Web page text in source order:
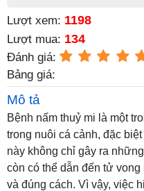
Lượt xem: 1198
Lượt mua: 134
Đánh giá:
Bảng giá:
Mô tả
Bệnh nấm thuỷ mi là một
trong nuôi cá cảnh, đặc
này không chỉ gây ra
còn có thể dẫn đến tử
và đúng cách. Vì vậy, việc